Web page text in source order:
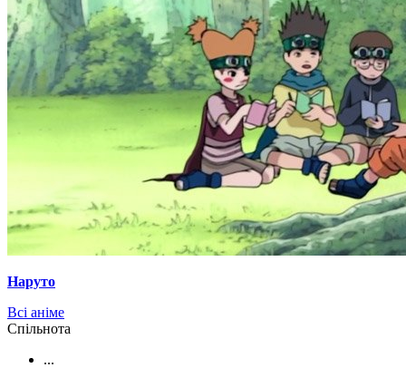
Наруто
Всі аніме
Cпільнота
...